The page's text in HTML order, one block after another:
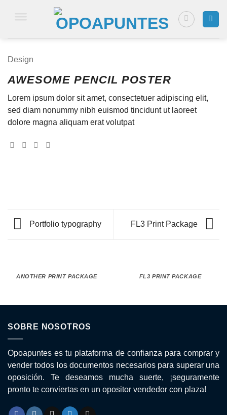
Design
AWESOME PENCIL POSTER
Lorem ipsum dolor sit amet, consectetuer adipiscing elit,
sed diam nonummy nibh euismod tincidunt ut laoreet
dolore magna aliquam erat volutpat
Portfolio typography FL3 Print Package
ANOTHER PRINT PACKAGE FL3 PRINT PACKAGE
SOBRE NOSOTROS
Opoapuntes es tu plataforma de confianza para comprar y
vender todos los documentos necesarios para superar una
oposición. Te deseamos mucha suerte, ¡seguramente
pronto te conviertas en un opositor vendedor con plaza!